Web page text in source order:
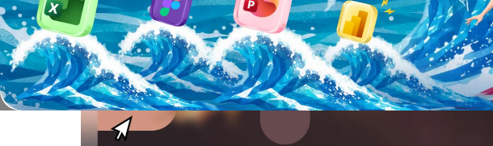
Поделиться